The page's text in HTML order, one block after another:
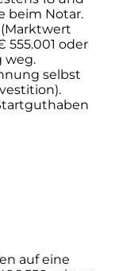
beim Notar.
555.001 oder
weg.
selbst
auf eine